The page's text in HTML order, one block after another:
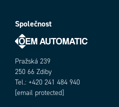
Společnost
Pražská 239
250 66 Zdiby
Tel.: +420 241 484 940
[email protected]